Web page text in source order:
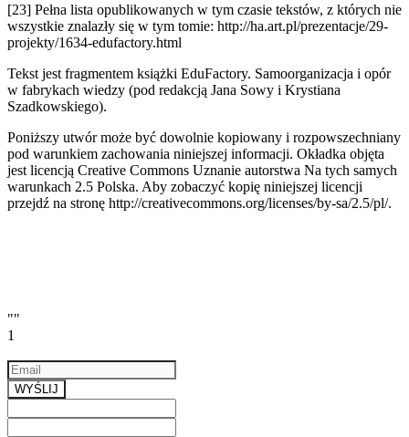
[23] Pełna lista opublikowanych w tym czasie tekstów, z których nie
wszystkie znalazły się w tym tomie: http://ha.art.pl/prezentacje/29-
projekty/1634-edufactory.html
Tekst jest fragmentem książki EduFactory. Samoorganizacja i opór
w fabrykach wiedzy (pod redakcją Jana Sowy i Krystiana
Szadkowskiego).
Poniższy utwór może być dowolnie kopiowany i rozpowszechniany
pod warunkiem zachowania niniejszej informacji. Okładka objęta
jest licencją Creative Commons Uznanie autorstwa Na tych samych
warunkach 2.5 Polska. Aby zobaczyć kopię niniejszej licencji
przejdź na stronę http://creativecommons.org/licenses/by-sa/2.5/pl/.
""
1
WYŚLIJ